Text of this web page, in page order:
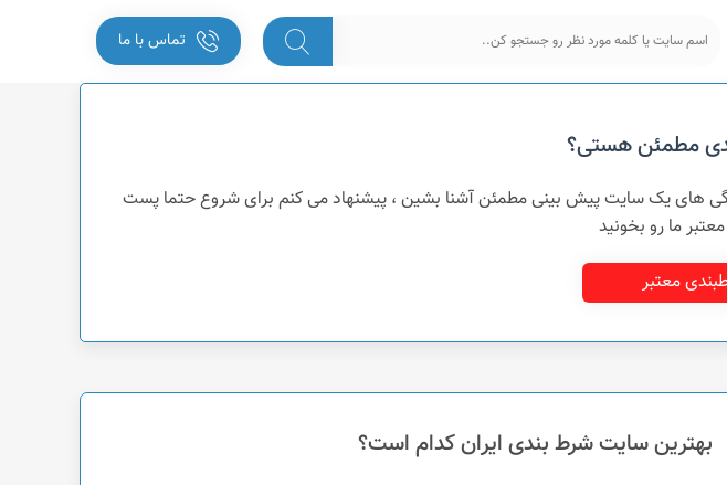
تماس با ما
مطمئن هستی؟
های یک سایت پیش بینی مطمئن آشنا بشین ، پیشنهاد می کنم برای شروع حتما پست
ما رو بخونید
معتبر
بهترین سایت شرط بندی ایران کدام است؟